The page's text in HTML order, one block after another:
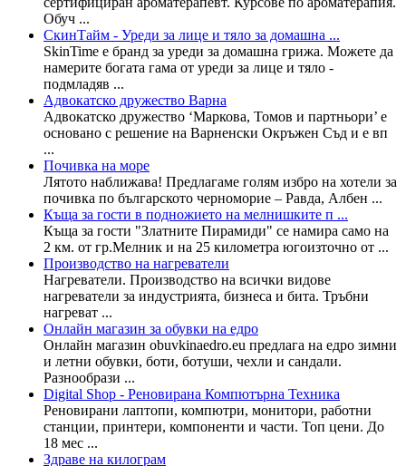
Обуч ...
СкинТайм - Уреди за лице и тяло за домашна ...
SkinTime е бранд за уреди за домашна грижа. Можете да
намерите богата гама от уреди за лице и тяло -
подмладяв ...
Адвокатско дружество Варна
Адвокатско дружество ‘Маркова, Томов и партньори’ е
основано с решение на Варненски Окръжен Съд и е вп
...
Почивка на море
Лятото наближава! Предлагаме голям избро на хотели за
почивка по българското черноморие – Равда, Албен ...
Къща за гости в подножието на мелнишките п ...
Къща за гости "Златните Пирамиди" се намира само на
2 км. от гр.Мелник и на 25 километра югоизточно от ...
Производство на нагреватели
Нагреватели. Производство на всички видове
нагреватели за индустрията, бизнеса и бита. Тръбни
нагреват ...
Онлайн магазин за обувки на едро
Онлайн магазин obuvkinaedro.eu предлага на едро зимни
и летни обувки, боти, ботуши, чехли и сандали.
Разнообрази ...
Digital Shop - Реновирана Компютърна Техника
Реновирани лаптопи, компютри, монитори, работни
станции, принтери, компоненти и части. Топ цени. До
18 мес ...
Здраве на килограм